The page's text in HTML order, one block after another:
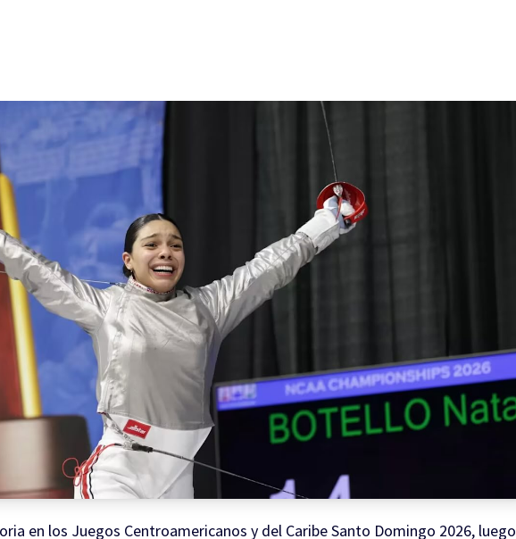
en los Juegos Centroamericanos y del Caribe Santo Domingo 2026, luego